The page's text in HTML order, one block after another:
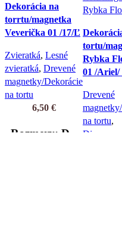
Dekorácia na
torrtu/magnetka
Veverička 01 /17/Ľ
Zvieratká, Lesné
zvieratká, Drevené
magnetky/Dekorácie
na tortu
6,50 €
Rozmery: D
tortu/
Rybka
01 /Ariel/
Drevené
na tortu,